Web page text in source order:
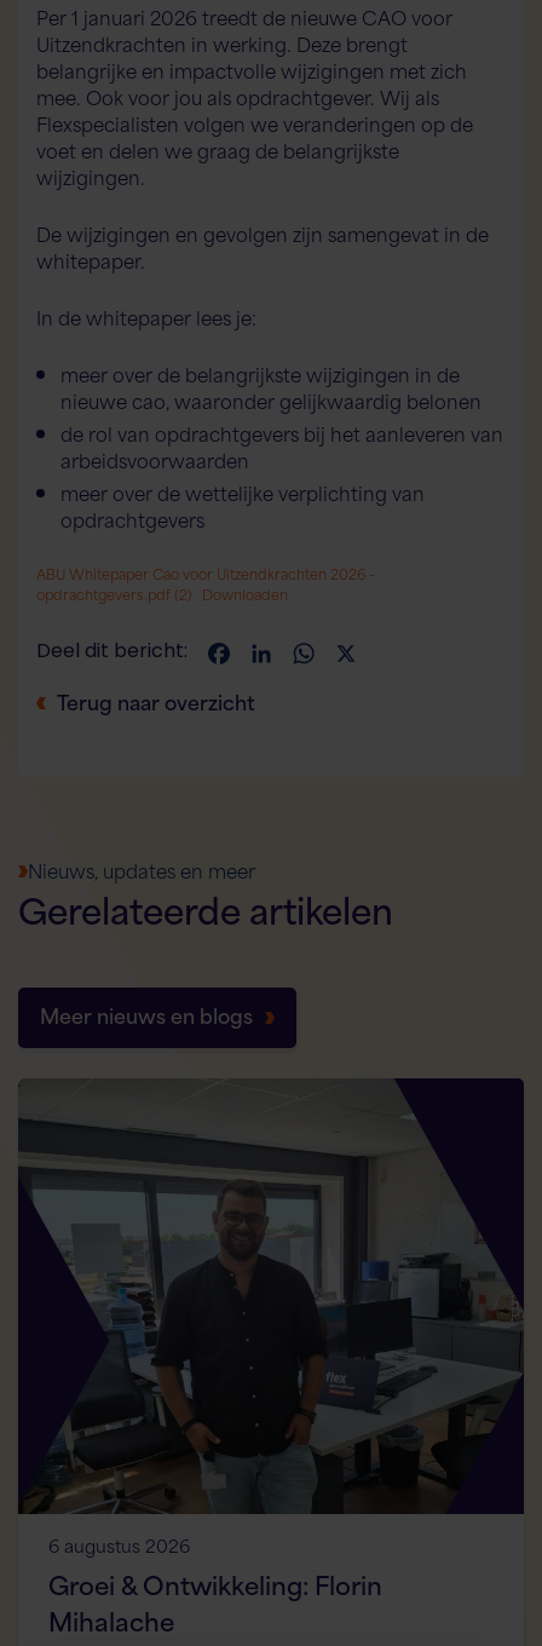
Per 1 januari 2026 treedt de nieuwe CAO voor
Uitzendkrachten in werking. Deze brengt
belangrijke en impactvolle wijzigingen met zich
mee. Ook voor jou als opdrachtgever. Wij als
Flexspecialisten volgen we veranderingen op de
voet en delen we graag de belangrijkste
wijzigingen.
De wijzigingen en gevolgen zijn samengevat in de
whitepaper.
In de whitepaper lees je:
meer over de belangrijkste wijzigingen in de
nieuwe cao, waaronder gelijkwaardig belonen
de rol van opdrachtgevers bij het aanleveren van
arbeidsvoorwaarden
meer over de wettelijke verplichting van
opdrachtgevers
ABU Whitepaper Cao voor Uitzendkrachten 2026 –
opdrachtgevers.pdf (2) Downloaden
Deel dit bericht: FacebookLinkedInWhatsApp
Terug naar overzicht
Nieuws, updates en meer
Gerelateerdeartikelen
Meer nieuws en blogs
6 augustus 2026
Groei & Ontwikkeling: Florin
Mihalache
Flexspecialisten
Hallo! Hoe kan ik je vandaag helpen?